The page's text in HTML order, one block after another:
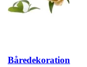
Båredekoration